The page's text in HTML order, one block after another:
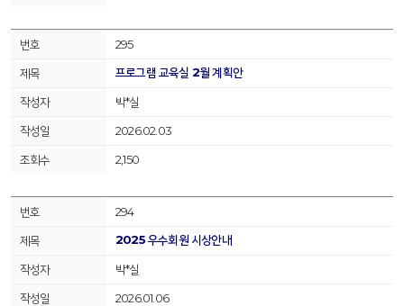
295
프로그램 교육실 2월 계획안
박*실
2026.02.03
2,150
294
2025 우수회원 시상안내
박*실
2026.01.06